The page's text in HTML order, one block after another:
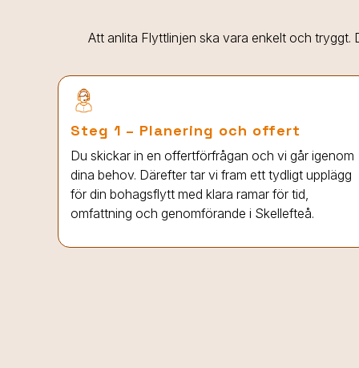
Att anlita Flyttlinjen ska vara enkelt och
Steg 1 – Planering och offert
Du skickar in en offertförfrågan och vi går igenom
dina behov. Därefter tar vi fram ett tydligt upplägg
för din bohagsflytt med klara ramar för tid,
omfattning och genomförande i Skellefteå.